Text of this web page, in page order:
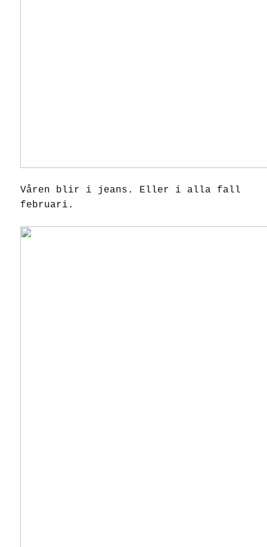
Våren blir i jeans. Eller i alla fall
februari.